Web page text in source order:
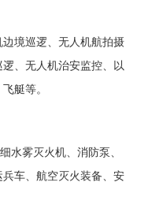
境巡逻、无人机航拍摄
、无人机治安监控、以
艇等。
水雾灭火机、消防泵、
车、航空灭火装备、安